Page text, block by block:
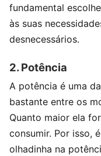
fundamental
às suas
desnecessários.
2. Potência
A potência é uma
bastante entre os
Quanto maior ela
consumir. Por isso,
olhadinha na